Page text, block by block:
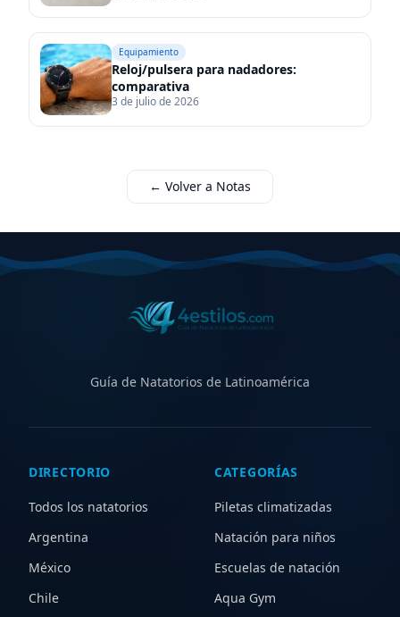
Equipamiento
Reloj/pulsera para nadadores:
comparativa
3 de julio de 2026
Reloj/pulsera para nadadores: comparativa
← Volver a Notas
Guía de Natatorios de Latinoamérica
DIRECTORIO
Todos los natatorios
Argentina
México
Chile
CATEGORÍAS
Piletas climatizadas
Natación para niños
Escuelas de natación
Aqua Gym